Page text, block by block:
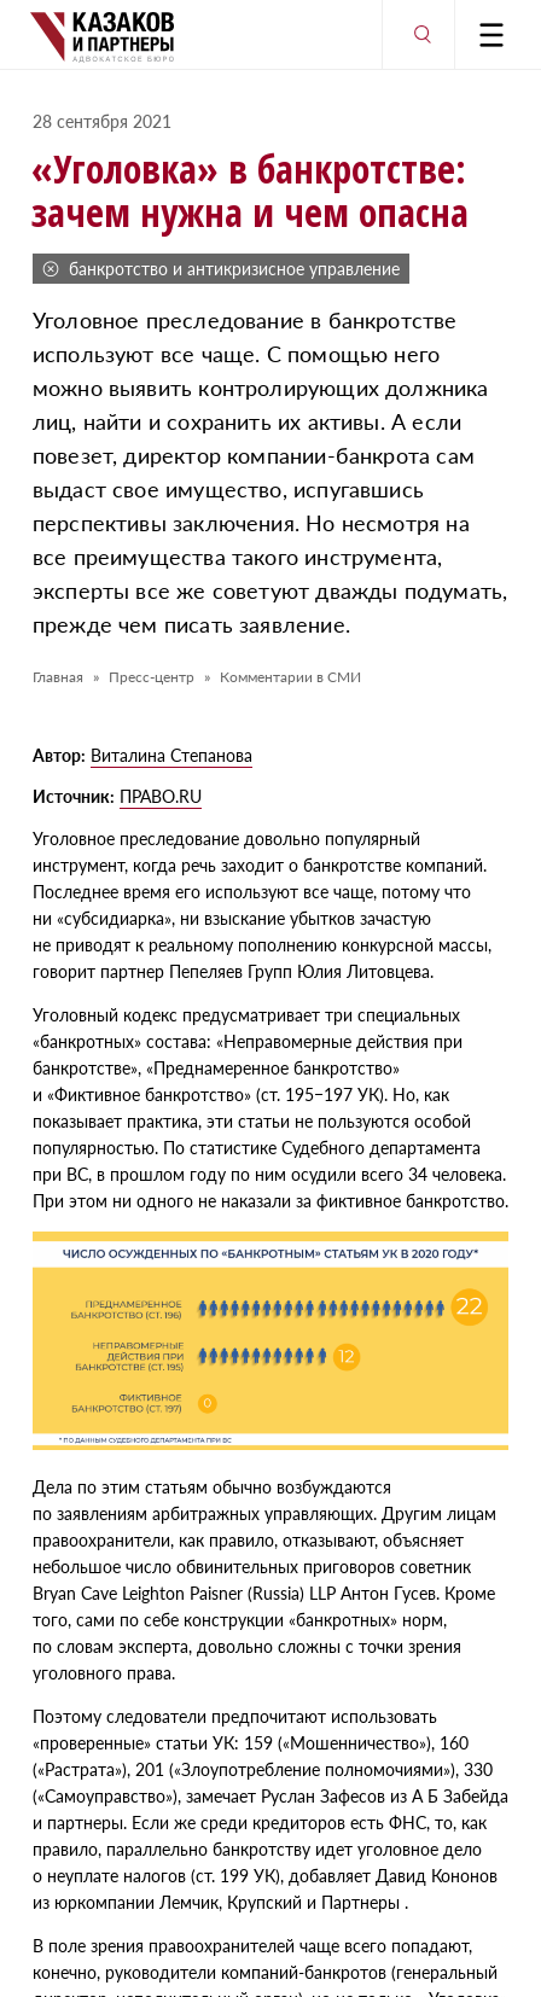
28 сентября 2021
«Уголовка» в банкротстве:
зачем нужна и чем опасна
банкротство и антикризисное управление
Уголовное преследование в банкротстве
используют все чаще. С помощью него
можно выявить контролирующих должника
лиц, найти и сохранить их активы. А если
повезет, директор компании-банкрота сам
выдаст свое имущество, испугавшись
перспективы заключения. Но несмотря на
все преимущества такого инструмента,
эксперты все же советуют дважды подумать,
прежде чем писать заявление.
Главная Пресс-центр Комментарии в СМИ
Автор: Виталина Степанова
Источник: ПРАВО.RU
Уголовное преследование довольно популярный
инструмент, когда речь заходит о банкротстве компаний.
Последнее время его используют все чаще, потому что
ни «субсидиарка», ни взыскание убытков зачастую
не приводят к реальному пополнению конкурсной массы,
говорит партнер Пепеляев Групп Юлия Литовцева.
Уголовный кодекс предусматривает три специальных
«банкротных» состава: «Неправомерные действия при
банкротстве», «Преднамеренное банкротство»
и «Фиктивное банкротство» (ст. 195−197 УК). Но, как
показывает практика, эти статьи не пользуются особой
популярностью. По статистике Судебного департамента
при ВС, в прошлом году по ним осудили всего 34 человека.
При этом ни одного не наказали за фиктивное банкротство.
Дела по этим статьям обычно возбуждаются
по заявлениям арбитражных управляющих. Другим лицам
правоохранители, как правило, отказывают, объясняет
небольшое число обвинительных приговоров советник
Bryan Cave Leighton Paisner (Russia) LLP Антон Гусев. Кроме
того, сами по себе конструкции «банкротных» норм,
по словам эксперта, довольно сложны с точки зрения
уголовного права.
Поэтому следователи предпочитают использовать
«проверенные» статьи УК: 159 («Мошенничество»), 160
(«Растрата»), 201 («Злоупотребление полномочиями»), 330
(«Самоуправство»), замечает Руслан Зафесов из А Б Забейда
и партнеры. Если же среди кредиторов есть ФНС, то, как
правило, параллельно банкротству идет уголовное дело
о неуплате налогов (ст. 199 УК), добавляет Давид Кононов
из юркомпании Лемчик, Крупский и Партнеры .
В поле зрения правоохранителей чаще всего попадают,
конечно, руководители компаний-банкротов (генеральный